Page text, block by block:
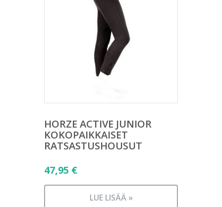
HORZE ACTIVE JUNIOR
KOKOPAIKKAISET
RATSASTUSHOUSUT
47,95 €
LUE LISÄÄ »